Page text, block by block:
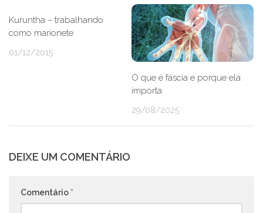
Kuruntha – trabalhando
como marionete
01/12/2015
O que é fáscia e porque ela
importa
29/08/2025
DEIXE UM COMENTÁRIO
Comentário *